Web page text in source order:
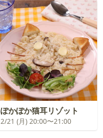
ぽかぽか猫耳リゾット
2/21 (月) 20:00〜21:00